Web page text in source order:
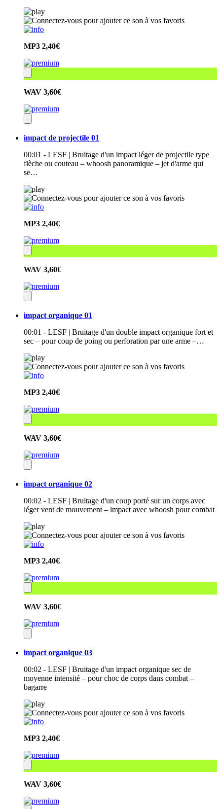
MP3 2,40€
WAV 3,60€
impact de projectile 01
00:01 - LESF | Bruitage d'un impact léger de projectile type
flèche ou couteau – whoosh panoramique – jet d'arme qui
se…
MP3 2,40€
WAV 3,60€
impact organique 01
00:01 - LESF | Bruitage d'un double impact organique fort et
sec – pour coup de poing ou perforation par une arme –…
MP3 2,40€
WAV 3,60€
impact organique 02
00:02 - LESF | Bruitage d'un coup porté sur un corps avec
léger vent de mouvement – impact avec whoosh pour combat
MP3 2,40€
WAV 3,60€
impact organique 03
00:02 - LESF | Bruitage d'un impact organique sec de
moyenne intensité – pour choc de corps dans combat –
bagarre
MP3 2,40€
WAV 3,60€